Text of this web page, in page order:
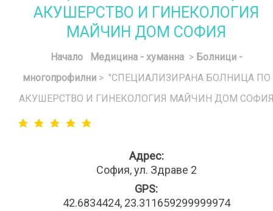
АКУШЕРСТВО И ГИНЕКОЛОГИЯ
МАЙЧИН ДОМ СОФИЯ
Начало Медицина - хуманна> Болници -
многопрофилни > "СПЕЦИАЛИЗИРАНА БОЛНИЦА ПО
АКУШЕРСТВО И ГИНЕКОЛОГИЯ МАЙЧИН ДОМ
Адрес:
София, ул. Здраве 2
GPS:
42.6834424, 23.311659299999974